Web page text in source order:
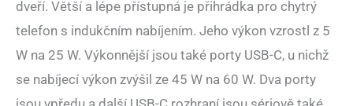
dveří. Větší a lépe přístupná je přihrádka pro chytrý
telefon s indukčním nabíjením. Jeho výkon vzrostl z 5
W na 25 W. Výkonnější jsou také porty USB-C, u nichž
se nabíjecí výkon zvýšil ze 45 W na 60 W. Dva porty